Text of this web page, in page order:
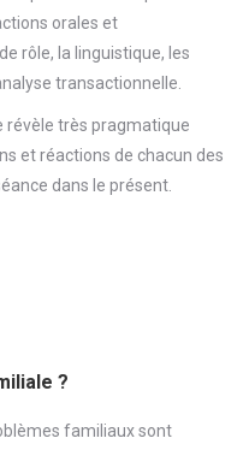
orales et
rôle, la linguistique, les
transactionnelle.
révèle très pragmatique
et réactions de chacun des
dans le présent.
?
familiaux sont